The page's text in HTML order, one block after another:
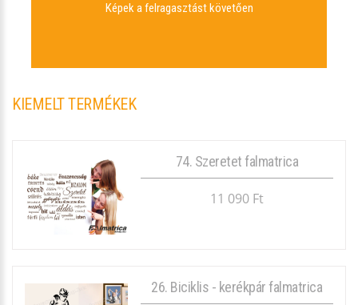
Képek a felragasztást követően
KIEMELT TERMÉKEK
74. Szeretet falmatrica
11 090 Ft
26. Biciklis - kerékpár falmatrica